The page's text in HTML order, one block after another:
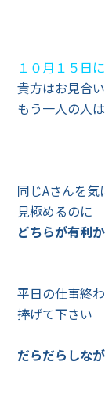
１０月１５日
貴方はお見合い
もう一人の人は
同じAさんを
見極めるのに
どちらが有利
平日の仕事終
捧げて下さい
だらだらしな